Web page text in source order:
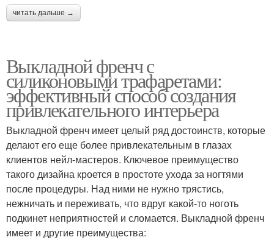
читать дальше →
Выкладной френч с
силиконовыми трафаретами:
эффективный способ создания
привлекательного интерьера
Выкладной френч имеет целый ряд достоинств, которые
делают его еще более привлекательным в глазах
клиентов нейл-мастеров. Ключевое преимущество
такого дизайна кроется в простоте ухода за ногтями
после процедуры. Над ними не нужно трястись,
нежничать и переживать, что вдруг какой-то ноготь
подкинет неприятностей и сломается. Выкладной френч
имеет и другие преимущества: